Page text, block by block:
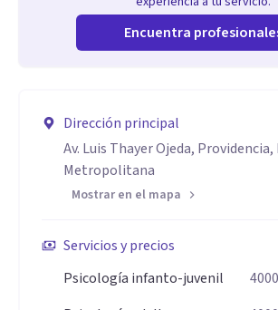
Encuentra
Dirección principal
Av. Luis Thayer Ojeda,
Metropolitana
Mostrar en el mapa
Servicios y precios
Psicología infanto-juvenil